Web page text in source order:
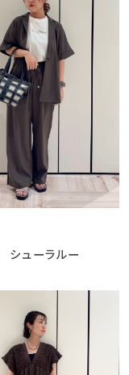
シューラルー